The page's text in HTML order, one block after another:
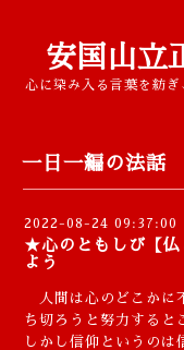
安国山立
心に染み入る言葉を紡
一日一編の法話
2022-08-24 09:37:00
★心のともしび【仏
よう
人間は心のどこかに
ち切ろうと努力すると
しかし信仰というのは